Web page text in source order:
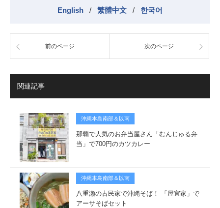
English
/ 繁體中文 / 한국어
前のページ 次のページ
関連記事
沖縄本島南部＆以南
那覇で人気のお弁当屋さん「むんじゅる弁
当」で700円のカツカレー
沖縄本島南部＆以南
八重瀬の古民家で沖縄そば！ 「屋宜家」で
アーサそばセット